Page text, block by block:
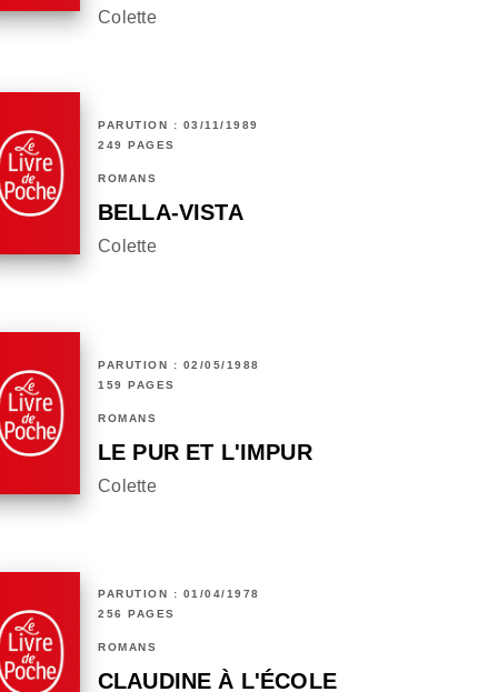
Colette
PARUTION : 03/11/1989
249 PAGES
ROMANS
BELLA-VISTA
Colette
PARUTION : 02/05/1988
159 PAGES
ROMANS
LE PUR ET L'IMPUR
Colette
PARUTION : 01/04/1978
256 PAGES
ROMANS
CLAUDINE À L'ÉCOLE